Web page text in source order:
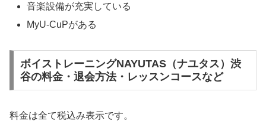
音楽設備が充実している
MyU-CuPがある
ボイストレーニングNAYUTAS（ナユタス）渋
谷の料金・退会方法・レッスンコースなど
料金は全て税込み表示です。